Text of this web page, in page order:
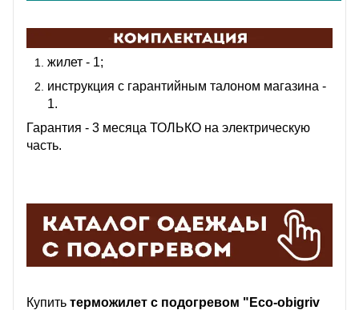
жилет - 1;
инструкция с гарантийным талоном магазина -
1.
Гарантия - 3 месяца ТОЛЬКО на электрическую
часть.
Купить терможилет с подогревом "Eco-obigriv